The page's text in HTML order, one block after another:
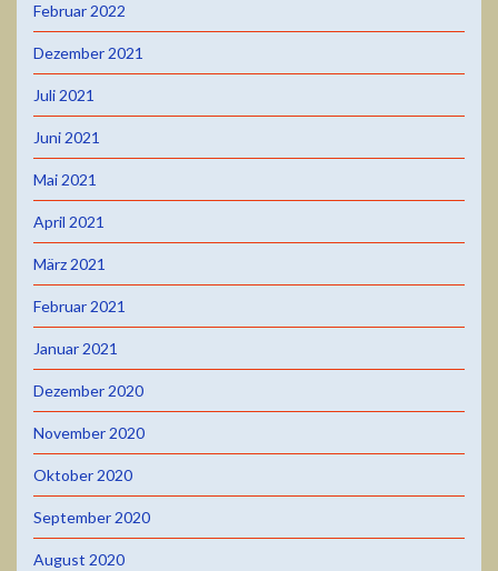
Februar 2022
Dezember 2021
Juli 2021
Juni 2021
Mai 2021
April 2021
März 2021
Februar 2021
Januar 2021
Dezember 2020
November 2020
Oktober 2020
September 2020
August 2020